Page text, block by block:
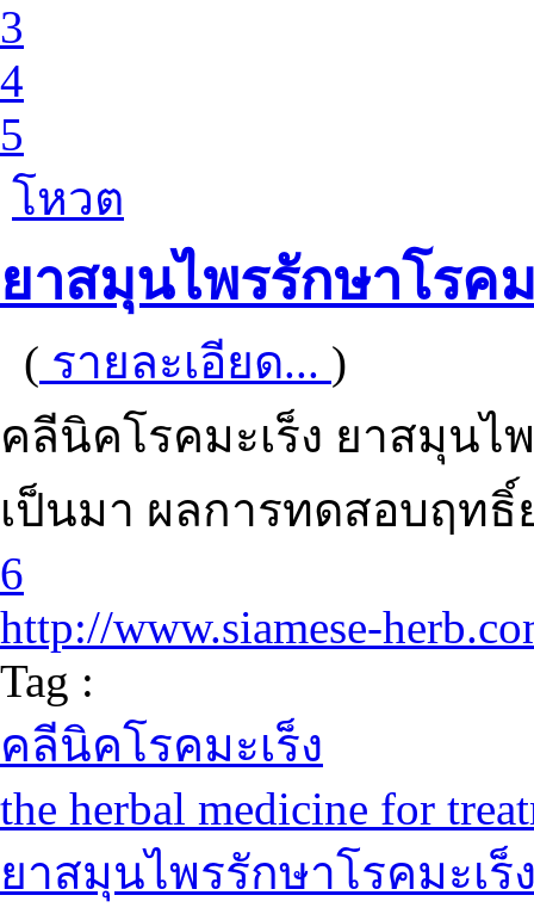
3
4
5
โหวต
ยาสมุนไพรรักษาโรคม
( รายละเอียด... )
คลีนิคโรคมะเร็ง ยาสมุนไ
เป็นมา ผลการทดสอบฤท
6
http://www.siamese-
Tag :
คลีนิคโรคมะเร็ง
the herbal medicine for
ยาสมุนไพรรักษาโรคมะเร็